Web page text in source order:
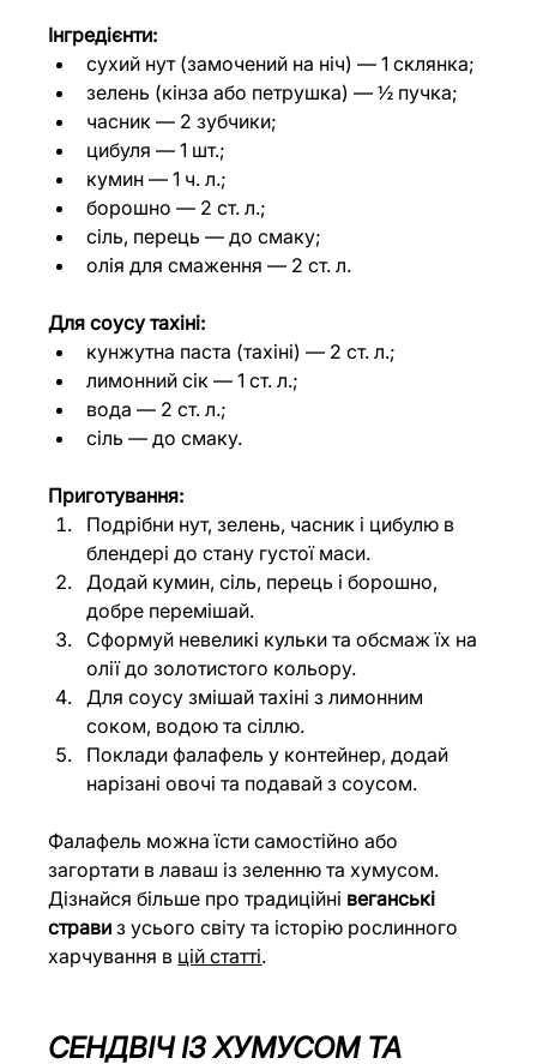
Інгредієнти:
сухий нут (замочений на ніч) — 1 склянка;
зелень (кінза або петрушка) — ½ пучка;
часник — 2 зубчики;
цибуля — 1 шт.;
кумин — 1 ч. л.;
борошно — 2 ст. л.;
сіль, перець — до смаку;
олія для смаження — 2 ст. л.
Для соусу тахіні:
кунжутна паста (тахіні) — 2 ст. л.;
лимонний сік — 1 ст. л.;
вода — 2 ст. л.;
сіль — до смаку.
Приготування:
Подрібни нут, зелень, часник і цибулю в
блендері до стану густої маси.
Додай кумин, сіль, перець і борошно,
добре перемішай.
Сформуй невеликі кульки та обсмаж їх на
олії до золотистого кольору.
Для соусу змішай тахіні з лимонним
соком, водою та сіллю.
Поклади фалафель у контейнер, додай
нарізані овочі та подавай з соусом.
Фалафель можна їсти самостійно або
загортати в лаваш із зеленню та хумусом.
Дізнайся більше про традиційні веганські
страви з усього світу та історію рослинного
харчування в цій статті.
СЕНДВІЧ ІЗ ХУМУСОМ ТА